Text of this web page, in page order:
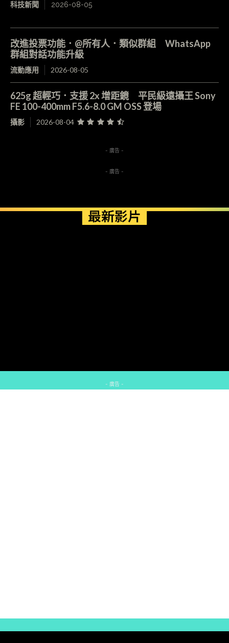
科技新聞 2026-08-05
改進投票功能．@所有人．類似群組 WhatsApp
群組對話功能升級
流動應用 2026-08-05
625g 超輕巧．支援 2x 增距鏡 平民級遠攝王 Sony
FE 100-400mm F5.6-8.0 GM OSS 登場
攝影 2026-08-04
- 廣告 -
- 廣告 -
最新影片
- 廣告 -